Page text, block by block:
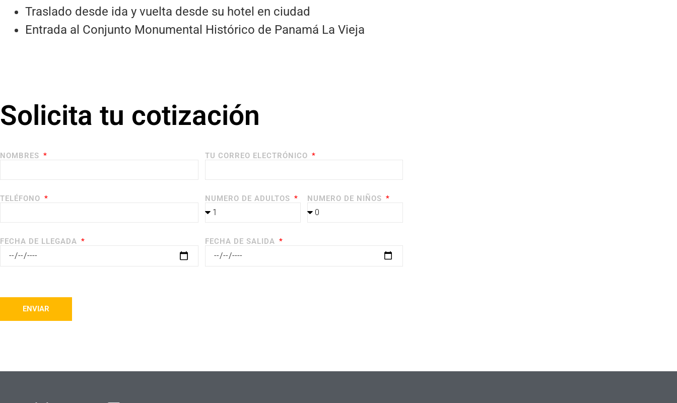
Traslado desde ida y vuelta desde su hotel en ciudad
Entrada al Conjunto Monumental Histórico de Panamá La Vieja
Solicita tu cotización​
NOMBRES TU CORREO ELECTRÓNICO
TELÉFONO NUMERO DE ADULTOS NUMERO DE NIÑOS
FECHA DE LLEGADA FECHA DE SALIDA
ENVIAR